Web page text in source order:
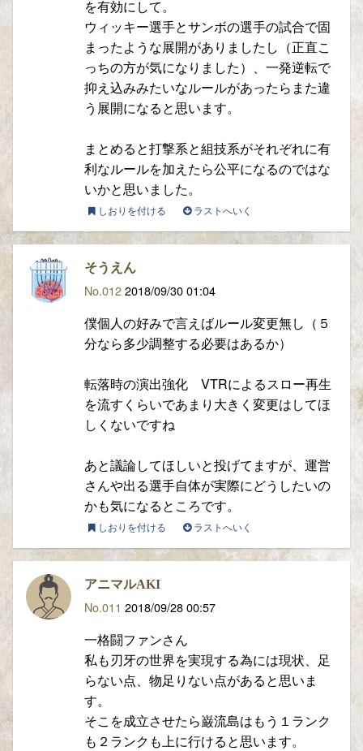
を有効にして。
ウィッキー選手とサンボの選手の試合で固
まったような展開がありましたし（正直こ
っちの方が気になりました）、一発逆転で
抑え込みみたいなルールがあったらまた違
う展開になると思います。
まとめると打撃系と組技系がそれぞれに有
利なルールを加えたら公平になるのではな
いかと思いました。
しおりを付ける ラストへいく
そうえん
No.0122018/09/30 01:04
僕個人の好みで言えばルール変更無し（５
分なら多少調整する必要はあるか）
転落時の演出強化 VTRによるスロー再生
を流すくらいであまり大きく変更はしてほ
しくないですね
あと議論してほしいと投げてますが、運営
さんや出る選手自体が実際にどうしたいの
かも気になるところです。
しおりを付ける ラストへいく
アニマルAKI
No.011 2018/09/28 00:57
一格闘ファンさん
私も刃牙の世界を実現する為には現状、足
らない点、物足りない点があると思いま
す。
そこを成立させたら巌流島はもう１ランク
も２ランクも上に行けると思います。